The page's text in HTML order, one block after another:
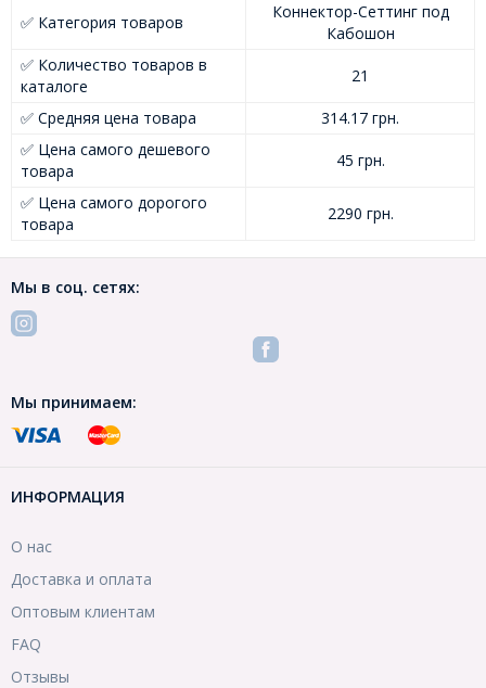
✅ Категория товаров
Коннектор-Сеттинг под
Кабошон
✅ Количество товаров в
каталоге
21
✅ Средняя цена товара
314.17 грн.
✅ Цена самого дешевого
товара
45 грн.
✅ Цена самого дорогого
товара
2290 грн.
Мы в соц. сетях:
Мы принимаем:
ИНФОРМАЦИЯ
О нас
Доставка и оплата
Оптовым клиентам
FAQ
Отзывы